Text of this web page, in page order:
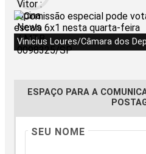
Vinicius Loures/Câmara dos
ESPAÇO PARA A
SEU NOME